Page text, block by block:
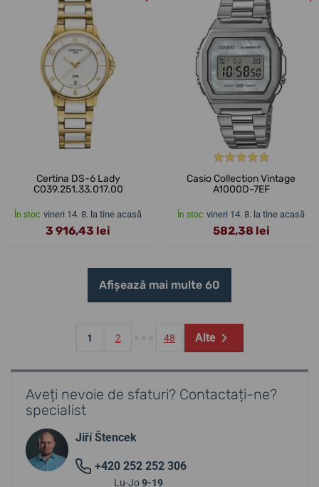
Certina DS-6 Lady
C039.251.33.017.00
În stoc vineri 14. 8. la tine acasă
3 916,43 lei
Casio Collection Vintage
A1000D-7EF
În stoc vineri 14. 8. la tine acasă
582,38 lei
Afișează mai multe 60
1 2 48 Alte
Aveți nevoie de sfaturi? Contactați-ne?
specialist
Jiří Štencek
+420 252 252 306
Lu-Jo9-19